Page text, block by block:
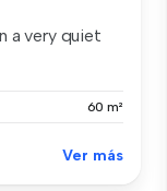
a very quiet
60 m²
Ver más